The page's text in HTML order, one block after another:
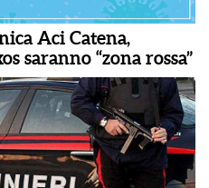
Aci Catena,
saranno “zona rossa”